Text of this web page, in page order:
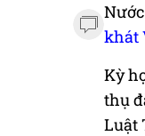
khát
Kỳ
thụ
Luật